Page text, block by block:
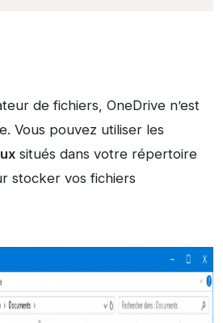
de fichiers, OneDrive n’est
Vous pouvez utiliser les
situés dans votre répertoire
stocker vos fichiers